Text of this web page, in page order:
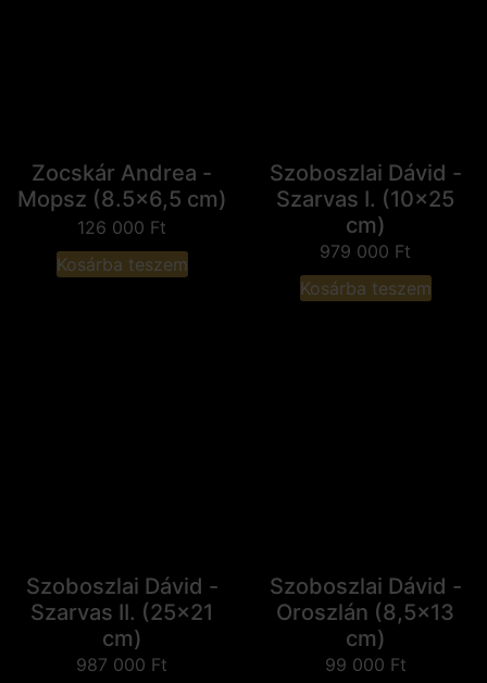
Zocskár Andrea -
Mopsz (8.5x6,5 cm)
126 000 Ft
Kosárba teszem
Szoboszlai Dávid -
Szarvas I. (10x25
cm)
979 000 Ft
Kosárba teszem
Szoboszlai Dávid -
Szarvas II. (25x21
cm)
987 000 Ft
Szoboszlai Dávid -
Oroszlán (8,5x13
cm)
99 000 Ft